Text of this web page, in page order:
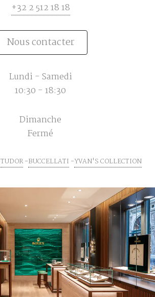
+32 2 512 18 18
Nous contacter
Lundi - Samedi
10:30 - 18:30
Dimanche
Fermé
TUDOR BUCCELLATI YVAN'S COLLECTION